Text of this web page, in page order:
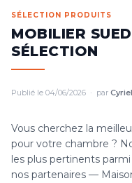
SÉLECTION PRODUITS
MOBILIER
SÉLECTION
Publié le 04/06/2026 · par
Vous cherchez la
pour votre chambre ?
les plus pertinents
nos partenaires —